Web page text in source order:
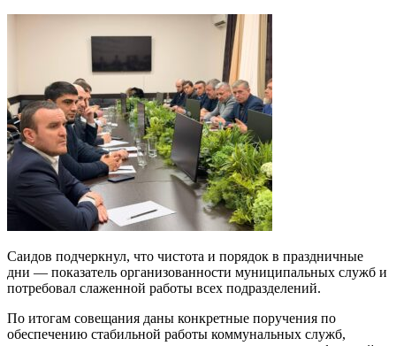
Саидов подчеркнул, что чистота и порядок в праздничные
дни — показатель организованности муниципальных служб и
потребовал слаженной работы всех подразделений.
По итогам совещания даны конкретные поручения по
обеспечению стабильной работы коммунальных служб,